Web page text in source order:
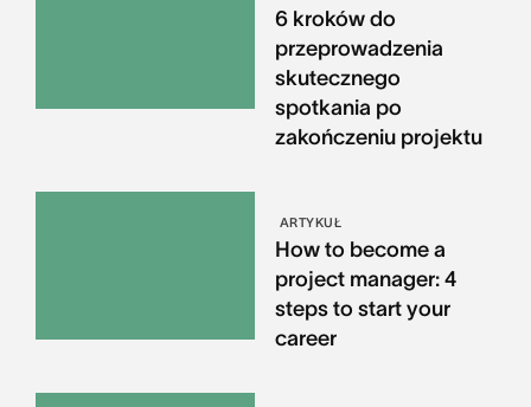
6 kroków do
przeprowadzenia
skutecznego
spotkania po
zakończeniu projektu
ARTYKUŁ
How to become a
project manager: 4
steps to start your
career